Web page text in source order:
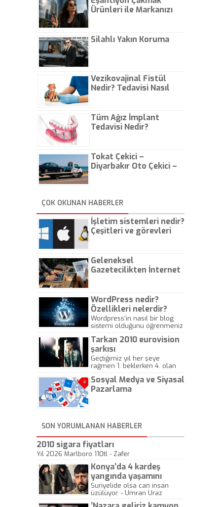
Ürünleri ile Markanızı
Silahlı Yakın Koruma
Vezikovajinal Fistül
Nedir? Tedavisi Nasıl
Tüm Ağız İmplant
Tedavisi Nedir?
Tokat Çekici –
Diyarbakır Oto Çekici –
ÇOK OKUNAN HABERLER
İşletim sistemleri nedir?
Çeşitleri ve görevleri
Geleneksel
Gazetecilikten İnternet
WordPress nedir?
Özellikleri nelerdir?
Wordpress'in nasıl bir blog
sistemi olduğunu öğrenmeniz
Tarkan 2010 eurovision
şarkısı
Geçtiğimiz yıl her şeye
rağmen 1. beklerken 4. olan
gösterisinin bu yarışmada
önemli olmadığını anlamıştır.
Sosyal Medya ve Siyasal
Pazarlama
SON YORUMLANAN HABERLER
2010 sigara fiyatları
Yıl 2026 Marlboro 110tl - Zafer
Konya’da 4 kardeş
yangında yaşamını
yitirdi
Suriyelide olsa can insan
üzülüyor. - Umran Uraz